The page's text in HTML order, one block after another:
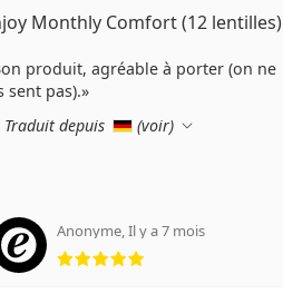
Monthly Comfort (12 lentilles)
produit, agréable à porter (on ne
sent pas).
Traduit depuis
(voir)
Anonyme,Il y a 7 mois
évaluation 5 sur 5